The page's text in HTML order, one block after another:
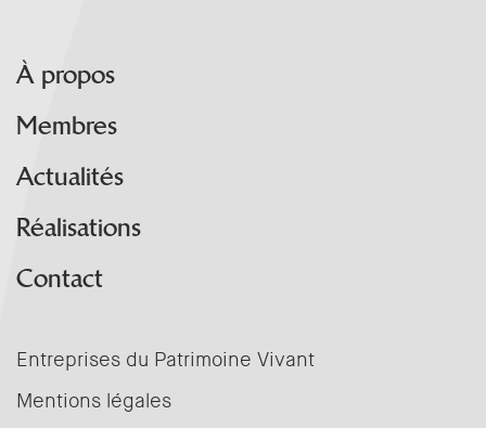
À propos
Membres
Actualités
Réalisations
Contact
Entreprises du Patrimoine Vivant
Mentions légales